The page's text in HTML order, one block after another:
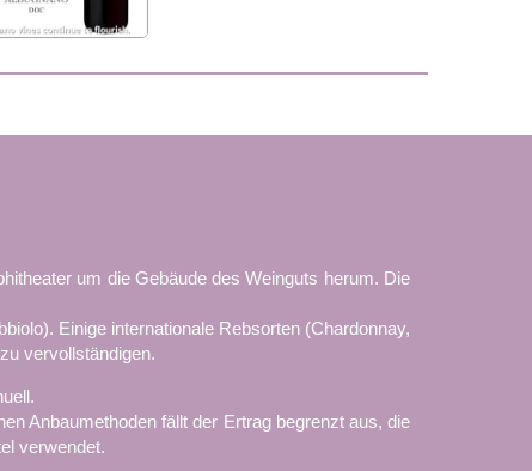
um die Gebäude des Weinguts herum. Die
Einige internationale Rebsorten (Chardonnay,
vervollständigen.
Anbaumethoden fällt der Ertrag begrenzt aus, die
verwendet.